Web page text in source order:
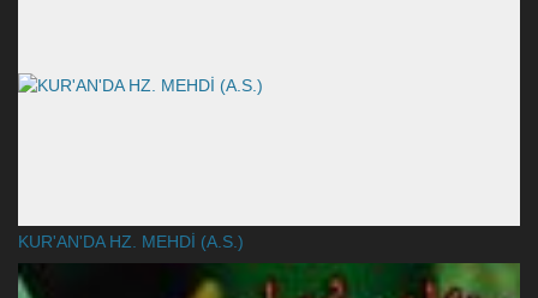
KUR'AN'DA HZ. MEHDİ (A.S.)